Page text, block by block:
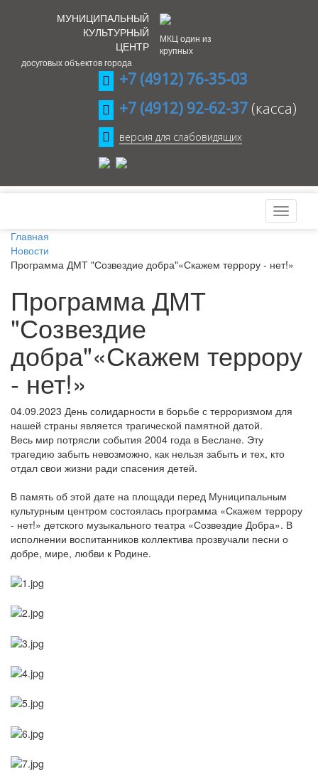
МУНИЦИПАЛЬНЫЙ
КУЛЬТУРНЫЙ
ЦЕНТР
МКЦ один из
крупных
досуговых объектов города
+7 (4912) 76-35-03
+7 (4912) 92-62-37 (касса)
версия для слабовидящих
Главная
Новости
Программа ДМТ "Созвездие добра"«Скажем террору - нет!»
Программа ДМТ
"Созвездие
добра"«Скажем террору
- нет!»
04.09.2023 День солидарности в борьбе с терроризмом для
нашей страны является трагической памятной датой.
Весь мир потрясли события 2004 года в Беслане. Эту
трагедию забыть невозможно, как нельзя забыть и тех, кто
отдал свои жизни ради спасения детей.
В память об этой дате на площади перед Муниципальным
культурным центром состоялась программа «Скажем террору
- нет!» детского музыкального театра «Созвездие Добра». В
исполнении воспитанников коллектива прозвучали песни о
добре, мире, любви к Родине.